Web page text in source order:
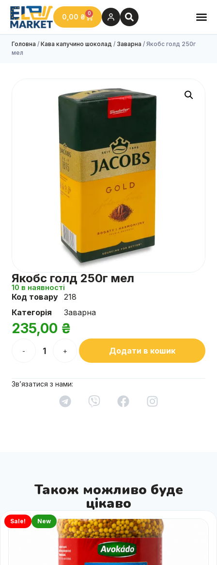
0,00 ₴ 0
Головна / Кава капучино шоколад / Заварна / Якобс голд 250г
мел
Якобс голд 250г мел
10 в наявності
Код товару 218
Категорія
Заварна
235,00 ₴
- + Додати в кошик
Зв’язатися з нами:
Також можливо буде
цікаво
Sale! New